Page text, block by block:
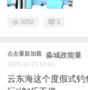
3050 3
点击重新加载 淼城政能量
2025-10-25 15:43
云东海这个度假式